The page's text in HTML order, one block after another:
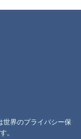
世界のプライバシー保
。